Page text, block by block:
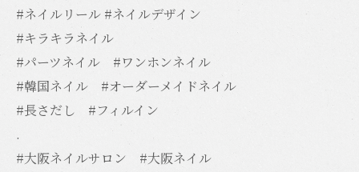
#ネイルリール #ネイルデザイン
#キラキラネイル
#パーツネイル #ワンホンネイル
#韓国ネイル #オーダーメイドネイル
#長さだし #フィルイン
.
#大阪ネイルサロン #大阪ネイル